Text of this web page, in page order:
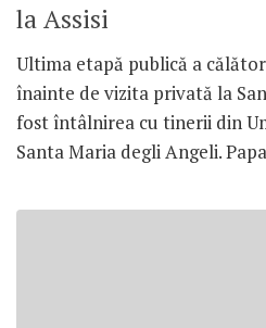
la Assisi
Ultima etapă publică a
înainte de vizita privată la
fost întâlnirea cu tinerii din
Santa Maria degli Angeli.